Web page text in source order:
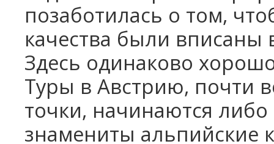
позаботилась о том,
качества были
Здесь одинаково
Туры в Австрию, почти
точки, начинаются либо
знамениты альпийские